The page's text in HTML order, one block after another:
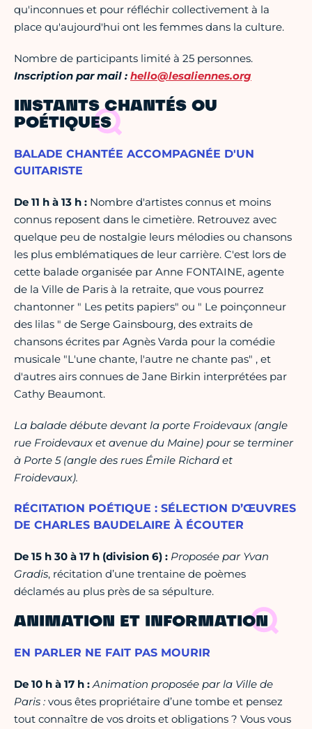
qu'inconnues et pour réfléchir collectivement à la
place qu'aujourd'hui ont les femmes dans la culture.
Nombre de participants limité à 25 personnes.
Inscription par mail : hello@lesaliennes.org
INSTANTS CHANTÉS OU
POÉTIQUES
BALADE CHANTÉE ACCOMPAGNÉE D'UN
GUITARISTE
De 11 h à 13 h : Nombre d'artistes connus et moins
connus reposent dans le cimetière. Retrouvez avec
quelque peu de nostalgie leurs mélodies ou chansons
les plus emblématiques de leur carrière. C'est lors de
cette balade organisée par Anne FONTAINE, agente
de la Ville de Paris à la retraite, que vous pourrez
chantonner " Les petits papiers" ou " Le poinçonneur
des lilas " de Serge Gainsbourg, des extraits de
chansons écrites par Agnès Varda pour la comédie
musicale "L'une chante, l'autre ne chante pas" , et
d'autres airs connues de Jane Birkin interprétées par
Cathy Beaumont.
La balade débute devant la porte Froidevaux (angle
rue Froidevaux et avenue du Maine) pour se terminer
à Porte 5 (angle des rues Émile Richard et
Froidevaux).
RÉCITATION POÉTIQUE : SÉLECTION D’ŒUVRES
DE CHARLES BAUDELAIRE À ÉCOUTER
De 15 h 30 à 17 h (division 6) : Proposée par Yvan
Gradis, récitation d’une trentaine de poèmes
déclamés au plus près de sa sépulture.
ANIMATION ET INFORMATION
EN PARLER NE FAIT PAS MOURIR
De 10 h à 17 h : Animation proposée par la Ville de
Paris : vous êtes propriétaire d’une tombe et pensez
tout connaître de vos droits et obligations ? Vous vous